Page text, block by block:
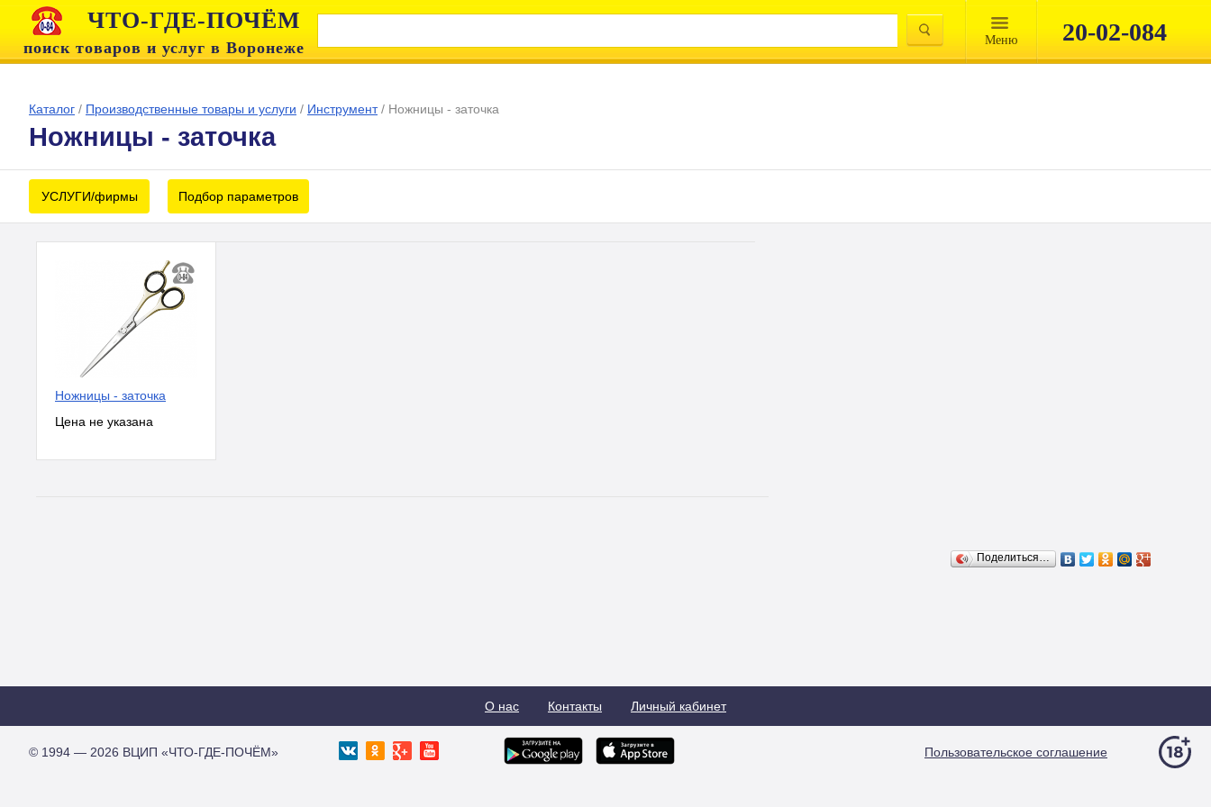
ЧТО-ГДЕ-ПОЧЁМ
поиск товаров и услуг в Воронеже Mеню 20-02-084
Каталог / Производственные товары и услуги / Инструмент/ Ножницы - заточка
Ножницы - заточка
УСЛУГИ/фирмы Подбор параметров
Ножницы - заточка
Поделиться…
О нас Контакты Личный кабинет
© 1994 — 2026 ВЦИП «ЧТО-ГДЕ-ПОЧЁМ» Пользовательское соглашение